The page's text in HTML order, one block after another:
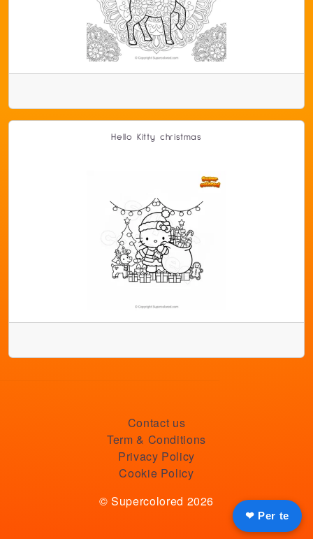
❤ Per te
Hello Kitty christmas
Contact us
Term & Conditions
Privacy Policy
Cookie Policy
© Supercolored 2026